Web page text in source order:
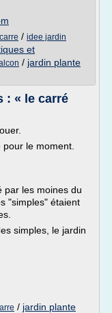
/ idee jardin
et
/ jardin plante
: « le carré
le moment.
par les moines du
"simples" étaient
simples, le jardin
/ jardin plante